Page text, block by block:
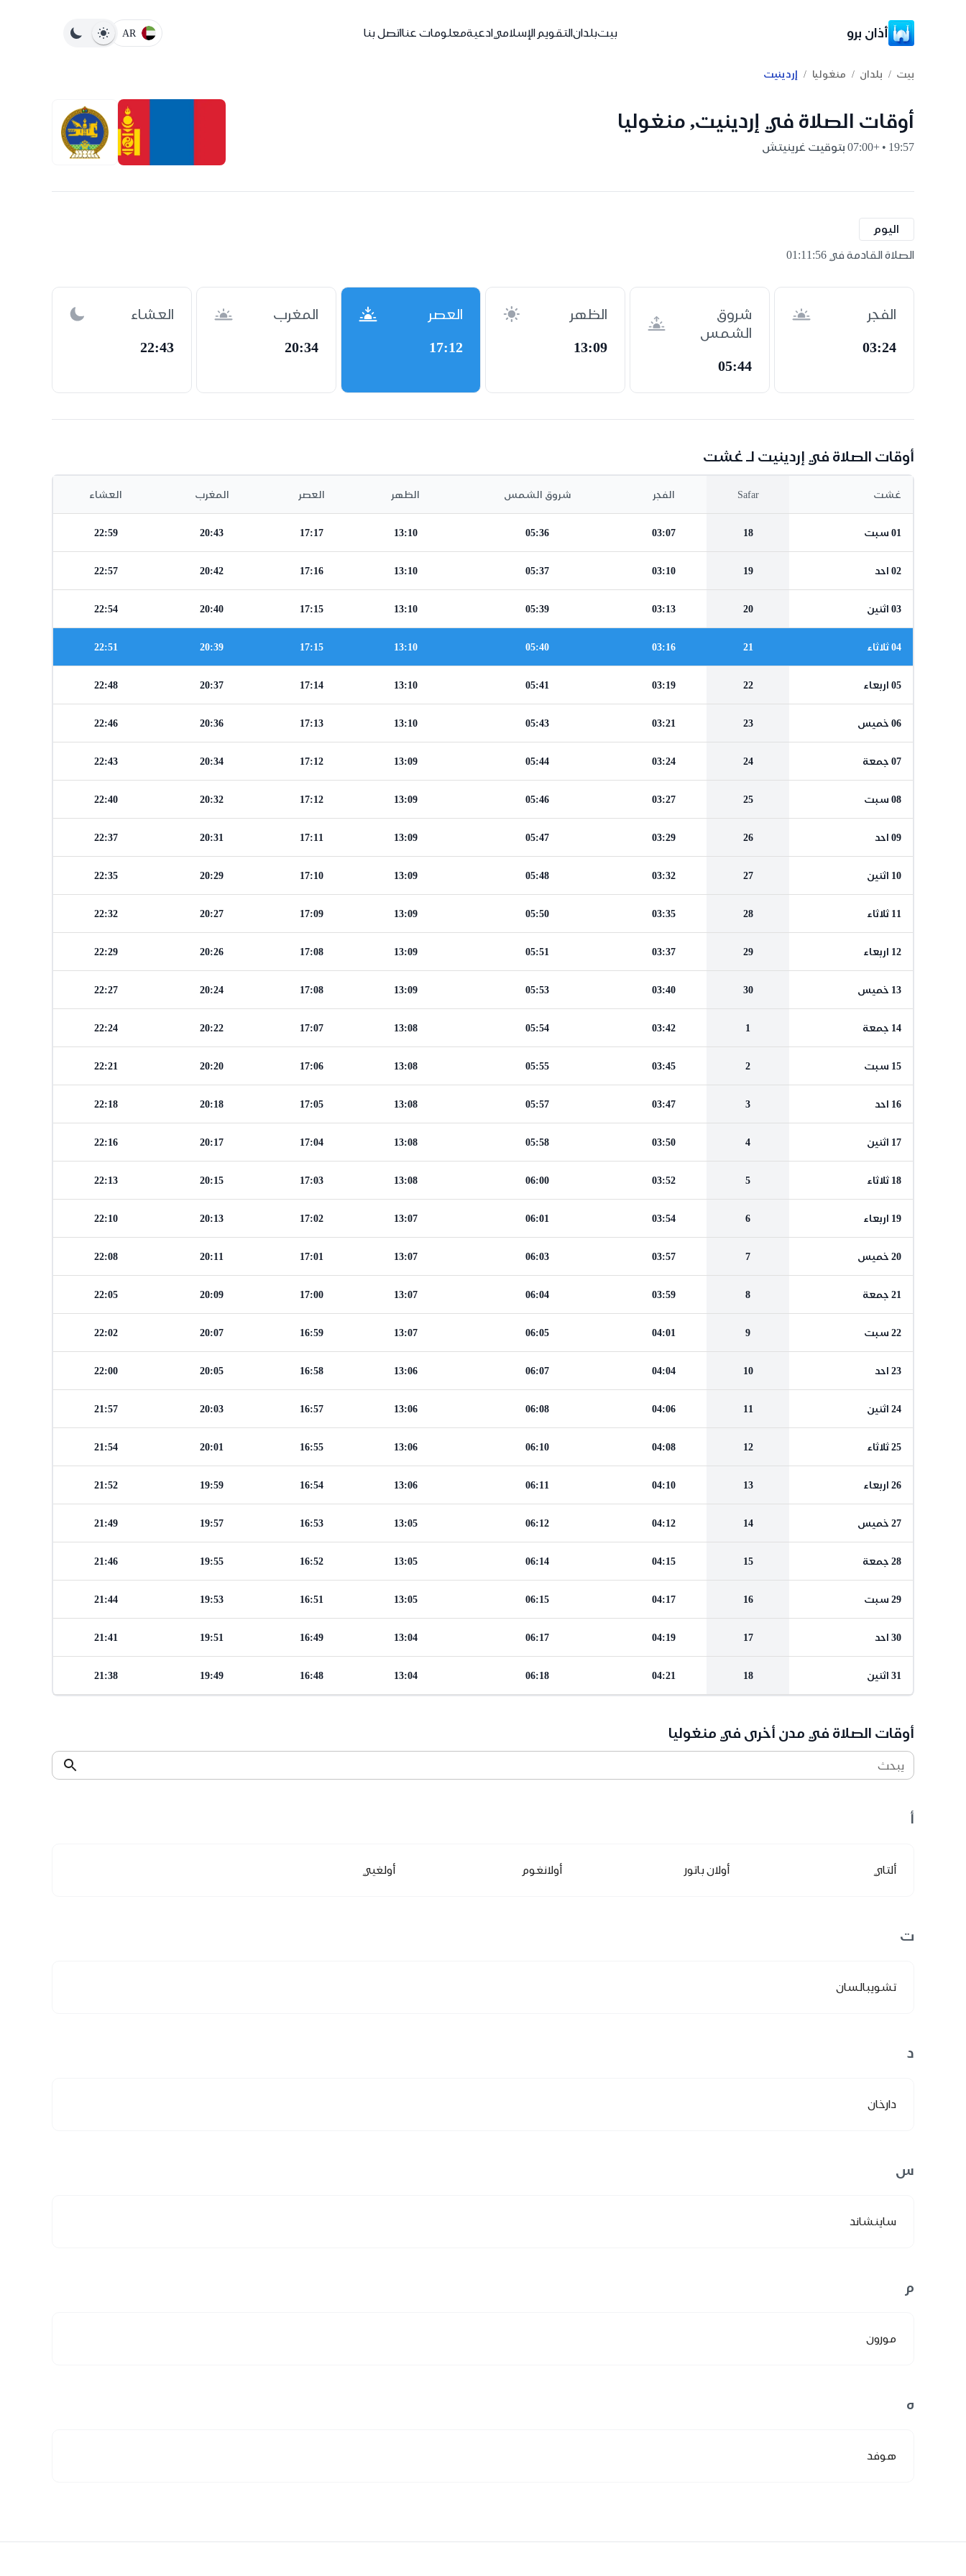
أذان برو بيتبلدانالتقويم الإسلاميادعيةمعلومات عنااتصل بنا AR
بيت / بلدان / منغوليا / إردينيت
أوقات الصلاة في إردينيت, منغوليا
19:57 • +07:00 بتوقيت غرينيتش
اليوم
الصلاة القادمة في 01:11:55
الفجر
03:24
شروق
الشمس
05:44
الظهر
13:09
العصر
17:12
المغرب
20:34
العشاء
22:43
أوقات الصلاة في إردينيت لـ غشت
غشت Safar الفجر شروق الشمس الظهر العصر المغرب العشاء
01 سبت 18
03:07
05:36
13:10
17:17
20:43
22:59
02 احد 19
03:10
05:37
13:10
17:16
20:42
22:57
03 اثنين 20
03:13
05:39
13:10
17:15
20:40
22:54
04 ثلاثاء 21
03:16
05:40
13:10
17:15
20:39
22:51
05 اربعاء 22
03:19
05:41
13:10
17:14
20:37
22:48
06 خميس 23
03:21
05:43
13:10
17:13
20:36
22:46
07 جمعة 24
03:24
05:44
13:09
17:12
20:34
22:43
08 سبت 25
03:27
05:46
13:09
17:12
20:32
22:40
09 احد 26
03:29
05:47
13:09
17:11
20:31
22:37
10 اثنين 27
03:32
05:48
13:09
17:10
20:29
22:35
11 ثلاثاء 28
03:35
05:50
13:09
17:09
20:27
22:32
12 اربعاء 29
03:37
05:51
13:09
17:08
20:26
22:29
13 خميس 30
03:40
05:53
13:09
17:08
20:24
22:27
14 جمعة 1
03:42
05:54
13:08
17:07
20:22
22:24
15 سبت 2
03:45
05:55
13:08
17:06
20:20
22:21
16 احد 3
03:47
05:57
13:08
17:05
20:18
22:18
17 اثنين 4
03:50
05:58
13:08
17:04
20:17
22:16
18 ثلاثاء 5
03:52
06:00
13:08
17:03
20:15
22:13
19 اربعاء 6
03:54
06:01
13:07
17:02
20:13
22:10
20 خميس 7
03:57
06:03
13:07
17:01
20:11
22:08
21 جمعة 8
03:59
06:04
13:07
17:00
20:09
22:05
22 سبت 9
04:01
06:05
13:07
16:59
20:07
22:02
23 احد 10
04:04
06:07
13:06
16:58
20:05
22:00
24 اثنين 11
04:06
06:08
13:06
16:57
20:03
21:57
25 ثلاثاء 12
04:08
06:10
13:06
16:55
20:01
21:54
26 اربعاء 13
04:10
06:11
13:06
16:54
19:59
21:52
27 خميس 14
04:12
06:12
13:05
16:53
19:57
21:49
28 جمعة 15
04:15
06:14
13:05
16:52
19:55
21:46
29 سبت 16
04:17
06:15
13:05
16:51
19:53
21:44
30 احد 17
04:19
06:17
13:04
16:49
19:51
21:41
31 اثنين 18
04:21
06:18
13:04
16:48
19:49
21:38
أوقات الصلاة في مدن أخرى في منغوليا
يبحث
أ
ألتاي أولان باتور أولانغوم أولغيي
ت
تشويبالسان
د
دارخان
س
ساينشاند
م
مورون
ه
هوفد